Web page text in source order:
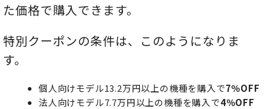
た価格で購入できます。
特別クーポンの条件は、このようになりま
す。
個人向けモデル13.2万円以上の機種を購入で7％OFF
法人向けモデル7.7万円以上の機種を購入で4％OFF